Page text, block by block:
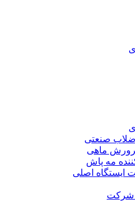
صنعتی
ماهی
مه پاش
ایستگاه اصلی
شرکت